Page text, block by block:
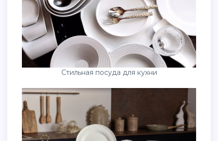
Стильная посуда для кухни